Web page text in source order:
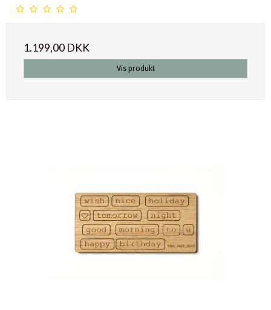
1.199,00 DKK
Vis produkt